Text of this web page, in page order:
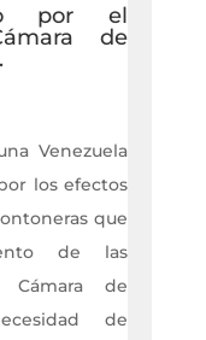
por el
de
Venezuela
los efectos
que
de las
Cámara de
de